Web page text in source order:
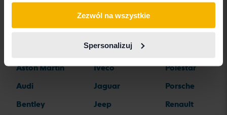
Zezwól na wszystkie
Spersonalizuj
Marki samochodów
Aston Martin
Audi
Bentley
Hyundai
Iveco
Jaguar
Jeep
Polestar
Porsche
Renault